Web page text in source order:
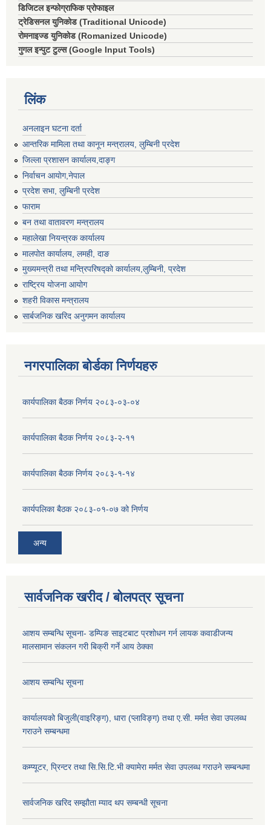
डिजिटल इन्फोग्राफिक प्रोफाइल
ट्रेडिसनल युनिकोड (Traditional Unicode)
रोमनाइज्ड युनिकोड (Romanized Unicode)
गुगल इन्पुट टुल्स (Google Input Tools)
लिंक
अनलाइन घटना दर्ता
आन्तरिक मामिला तथा कानून मन्त्रालय, लुम्बिनी प्रदेश
जिल्ला प्रशासन कार्यालय,दाङ्ग
निर्वाचन आयाेग,नेपाल
प्रदेश सभा, लुम्बिनी प्रदेश
फाराम
बन तथा वातावरण मन्त्रालय
महालेखा नियन्त्रक कार्यालय
मालपोत कार्यालय, लमही, दाङ
मुख्यमन्त्री तथा मन्त्रिपरिषद्को कार्यालय,लुम्बिनी, प्रदेश
राष्ट्रिय योजना आयोग
शहरी विकास मन्त्रालय
सार्बजनिक खरिद अनुगमन कार्यालय
नगरपालिका बोर्डका निर्णयहरु
कार्यपालिका बैठक निर्णय २०८३-०३-०४
कार्यपालिका बैठक निर्णय २०८३-२-११
कार्यपालिका बैठक निर्णय २०८३-१-१४
कार्यपलिका बैठक २०८३-०१-०७ को निर्णय
अन्य
सार्वजनिक खरीद / बोलपत्र सूचना
आशय सम्बन्धि सूचना- डम्पिङ साइटबाट प्रशोधन गर्न लायक कवाडीजन्य
मालसामान संकलन गरी बिक्री गर्ने आय ठेक्का
आशय सम्बन्धि सूचना
कार्यालयको बिजुली(वाइरिङ्ग), धारा (प्लाविङ्ग) तथा ए.सी. मर्मत सेवा उपलब्ध
गराउने सम्बन्धमा
कम्प्यूटर, प्रिन्टर तथा सि.सि.टि.भी क्यामेरा मर्मत सेवा उपलब्ध गराउने सम्बन्धमा
सार्वजनिक खरिद सम्झौता म्याद थप सम्बन्धी सूचना